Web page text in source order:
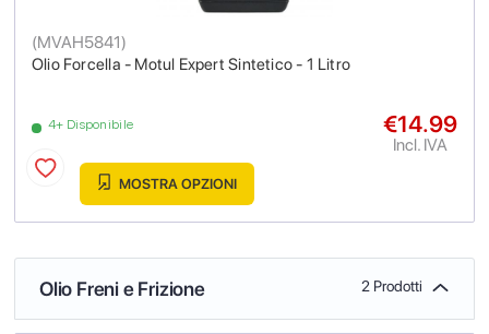
Olio Forcella - Motul Expert Sintetico - 1 Litro
(MVAH5841)
4+ Disponibile €14.99
Incl. IVA
MOSTRA OPZIONI
Olio Freni e Frizione 2 Prodotti